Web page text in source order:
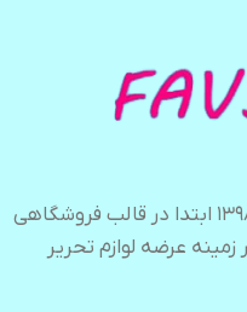
فروشگاه اینترنتی فیواستور در سال ۱۳۹۸ ابتدا در قالب فروشگاهی
عرضه لوازم تحریر